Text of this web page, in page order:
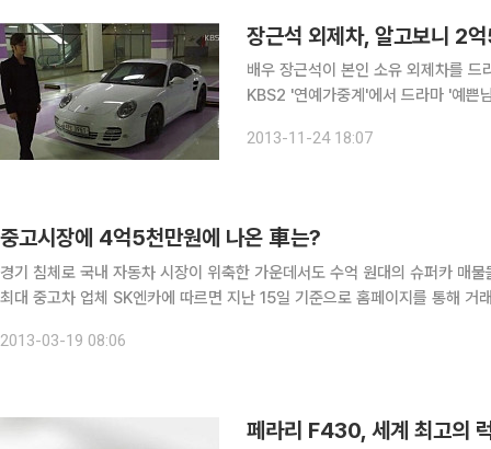
장근석 외제차, 알고보니 2
배우 장근석이 본인 소유 외제차를 드라마에 공짜로
KBS2 '연예가중계'에서 드라마 '예쁜
2013-11-24 18:07
중고시장에 4억5천만원에 나온 車는?
경기 침체로 국내 자동차 시장이 위축한 가운데서도 수억 원대의 슈퍼카 매물들이
최대 중고차 업체 SK엔카에 따르면 지난 15일 기준으로 홈페이지를 통해
2013-03-19 08:06
페라리 F430, 세계 최고의